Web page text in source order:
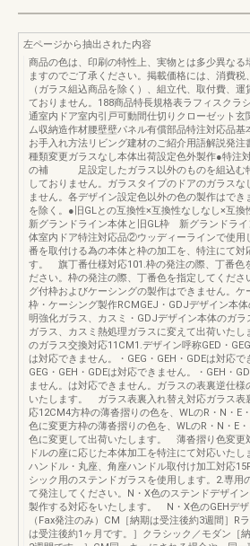
左ページから抽出された内容
商品の色は、印刷の特性上、実物とは多少異なる
ますのでご了承ください。掲載価格には、消費税
（ガラス組込商品を除く）、組立代、取付費、運
ておりません。188商品特長規格表ラフィスクラ
通室内ドア室内引戸可動間仕切りクローゼット玄
ム収納造作材腰壁壁パネル有償部品特注対応品基
お手入れ方法リビング建材のご紹介用語解説発注
種類変更ガラスなし本体出荷設定色外製作●特注
の補 足設定したガラス以外のものを組込む
しておりません。ガラスタイプのドアのガラスな
ません。各デザイン設定色以外の色の製作はでき
を除く。●旧GLとの互換性×互換性なしなし×互
新グランドライン本体と旧GL枠 新グランドライ
体室内ドア特注対応品②ウッディーラインで使用
番を取付ける為の本体と枠の加工を、特注にて対
す。 旗丁番仕様対応101.枠の発注の際、丁番色
ださい。枠の発注の際、丁番色を指定してくださ
グ付枠およびケーシングの製作はできません。ケ
枠・ケーシング製作RCMGEJ・GDJデザイン本
明強化ガラス、カスミ・GDJデザイン本体のガラ
ガラス、カスミ熱処理ガラスに変えて出荷いた
のガラス交換対応11CM1.デザイン呼称GED・
は対応できません。・GEG・GEH・GDEは対応で
GEG・GEH・GDEは対応できません。・GEH・
ません。は対応できません。ガラスの表裏逆仕様
いたします。 ガラス表裏入れ替え対応ガラス表
応12CM4方枠の薄沓摺りの色を、WLのR・N・E
色に変更方枠の薄沓摺りの色を、WLのR・N・E
色に変更して出荷いたします。 薄沓摺り色変更
ドルの座に応じた本体加工を特注にて対応いた
ハンドル・丸座、角座ハンドル取付け加工対応
シック用のステンドガラスを使用します。2.専用
て発注してください。N・X色のステンドデザイ
製作する対応をいたします。 N・X色のGEHデ
（Fax発注のみ）CM［納期は受注後約3週間］R
は受注後約1ヶ月です。］クラシック／モダン［